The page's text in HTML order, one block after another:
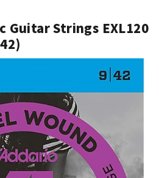
ウクレレ
パーカッション
Guitar Strings EXL120